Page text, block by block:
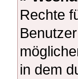
Rechte
in dem